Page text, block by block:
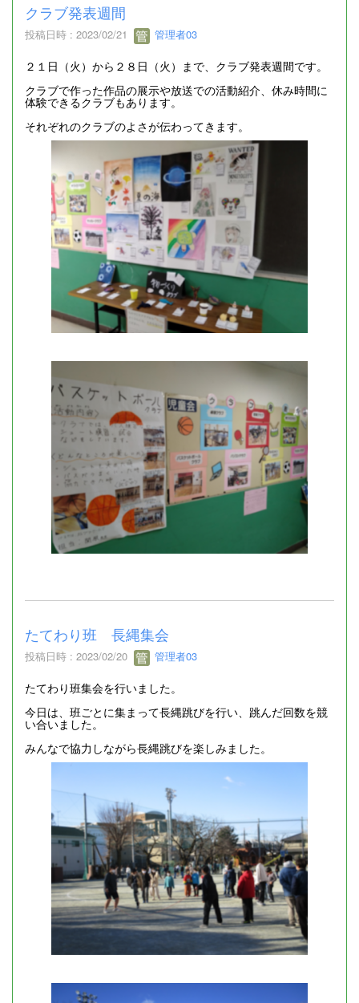
クラブ発表週間
投稿日時 : 2023/02/21 管理者03
２１日（火）から２８日（火）まで、クラブ発表週間です。
クラブで作った作品の展示や放送での活動紹介、休み時間に
体験できるクラブもあります。
それぞれのクラブのよさが伝わってきます。
たてわり班 長縄集会
投稿日時 : 2023/02/20 管理者03
たてわり班集会を行いました。
今日は、班ごとに集まって長縄跳びを行い、跳んだ回数を競
い合いました。
みんなで協力しながら長縄跳びを楽しみました。